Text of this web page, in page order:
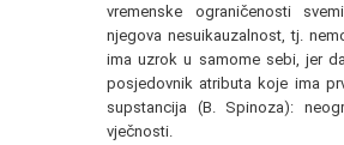
vremenske ograničenosti
njegova nesuikauzalnost, tj.
ima uzrok u samome sebi, jer
posjedovnik atributa koje ima
supstancija (B. Spinoza):
vječnosti.